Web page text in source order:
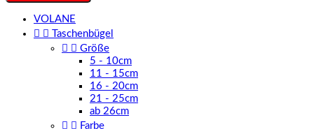
VOLANE
 
Taschenbügel
  Größe
5 - 10cm
11 - 15cm
16 - 20cm
21 - 25cm
ab 26cm
  Farbe